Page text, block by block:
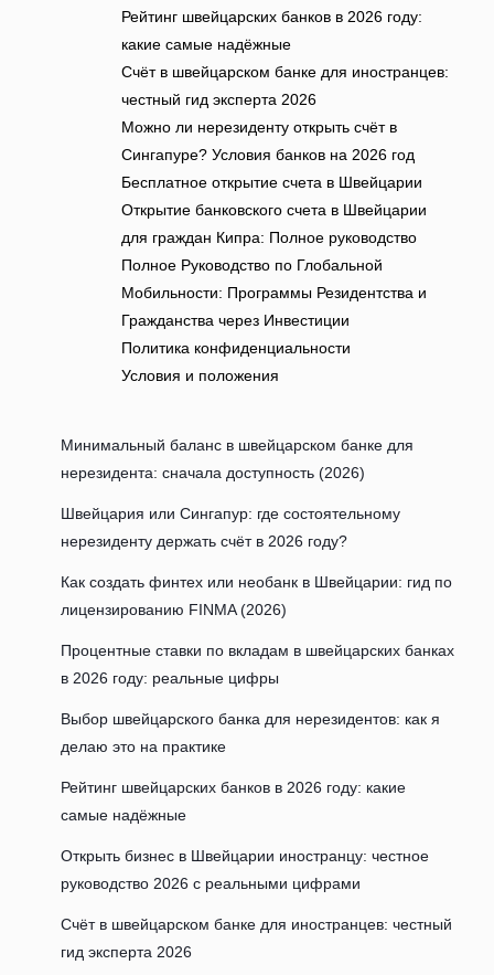
Рейтинг швейцарских банков в 2026 году:
какие самые надёжные
Счёт в швейцарском банке для иностранцев:
честный гид эксперта 2026
Можно ли нерезиденту открыть счёт в
Сингапуре? Условия банков на 2026 год
Бесплатное открытие счета в Швейцарии
Открытие банковского счета в Швейцарии
для граждан Кипра: Полное руководство
Полное Руководство по Глобальной
Мобильности: Программы Резидентства и
Гражданства через Инвестиции
Политика конфиденциальности
Условия и положения
Минимальный баланс в швейцарском банке для
нерезидента: сначала доступность (2026)
Швейцария или Сингапур: где состоятельному
нерезиденту держать счёт в 2026 году?
Как создать финтех или необанк в Швейцарии: гид по
лицензированию FINMA (2026)
Процентные ставки по вкладам в швейцарских банках
в 2026 году: реальные цифры
Выбор швейцарского банка для нерезидентов: как я
делаю это на практике
Рейтинг швейцарских банков в 2026 году: какие
самые надёжные
Открыть бизнес в Швейцарии иностранцу: честное
руководство 2026 с реальными цифрами
Счёт в швейцарском банке для иностранцев: честный
гид эксперта 2026